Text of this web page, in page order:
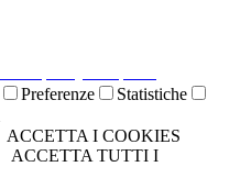
Preferenze
Statistiche
ACCETTA I COOKIES
ACCETTA TUTTI I